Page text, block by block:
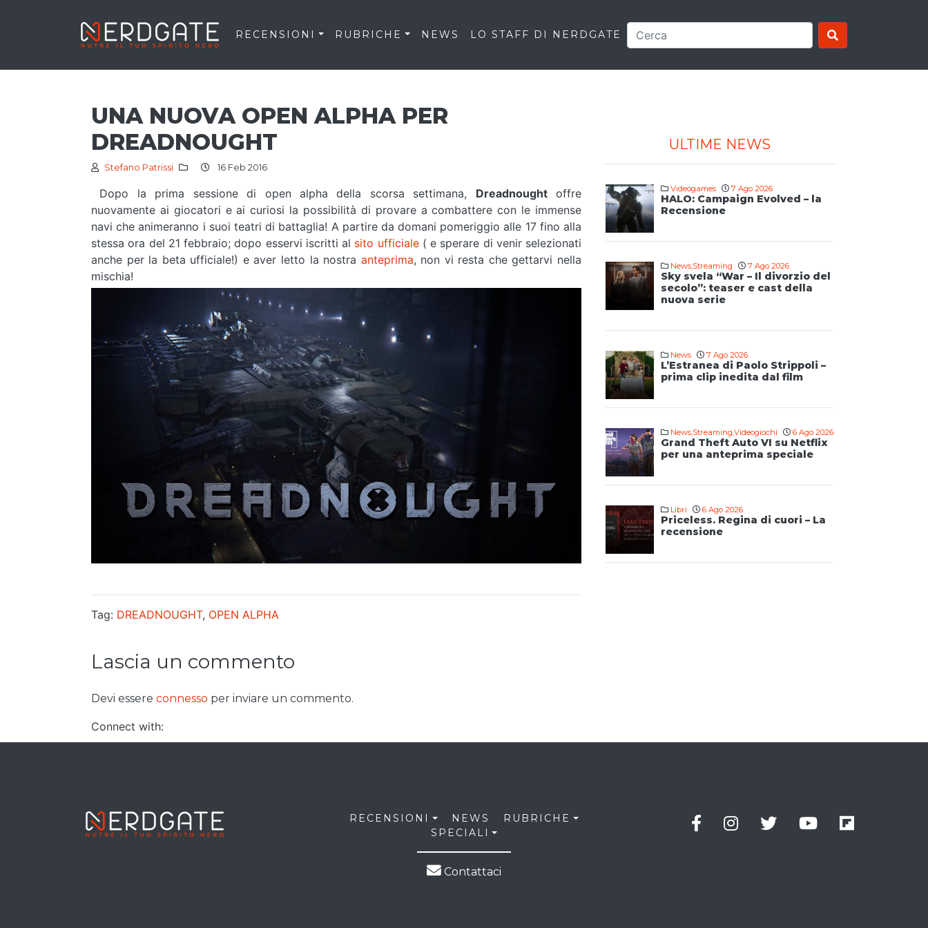
RECENSIONI RUBRICHE NEWS LO STAFF DI NERDGATE
UNA NUOVA OPEN ALPHA PER
DREADNOUGHT
Stefano Patrissi 16 Feb 2016
Dopo la prima sessione di open alpha della scorsa settimana, Dreadnoughtoffre
nuovamente ai giocatori e ai curiosi la possibilità di provare a combattere con le immense
navi che animeranno i suoi teatri di battaglia! A partire da domani pomeriggio alle 17 fino alla
stessa ora del 21 febbraio; dopo esservi iscritti al sito ufficiale( e sperare di venir selezionati
anche per la beta ufficiale!) e aver letto la nostra anteprima, non vi resta che gettarvi nella
mischia!
Tag: DREADNOUGHT, OPEN ALPHA
Lascia un commento
Devi essere connesso per inviare un commento.
Connect with:
ULTIME NEWS
Videogames 7 Ago 2026
HALO: Campaign Evolved – la
Recensione
News,Streaming 7 Ago 2026
Sky svela “War – Il divorzio del
secolo”: teaser e cast della
nuova serie
News 7 Ago 2026
L’Estranea di Paolo Strippoli –
prima clip inedita dal film
News,Streaming,Videogiochi 6 Ago 2026
Grand Theft Auto VI su Netflix
per una anteprima speciale
Libri 6 Ago 2026
Priceless. Regina di cuori – La
recensione
RECENSIONI NEWS
RUBRICHE
SPECIALI
Contattaci